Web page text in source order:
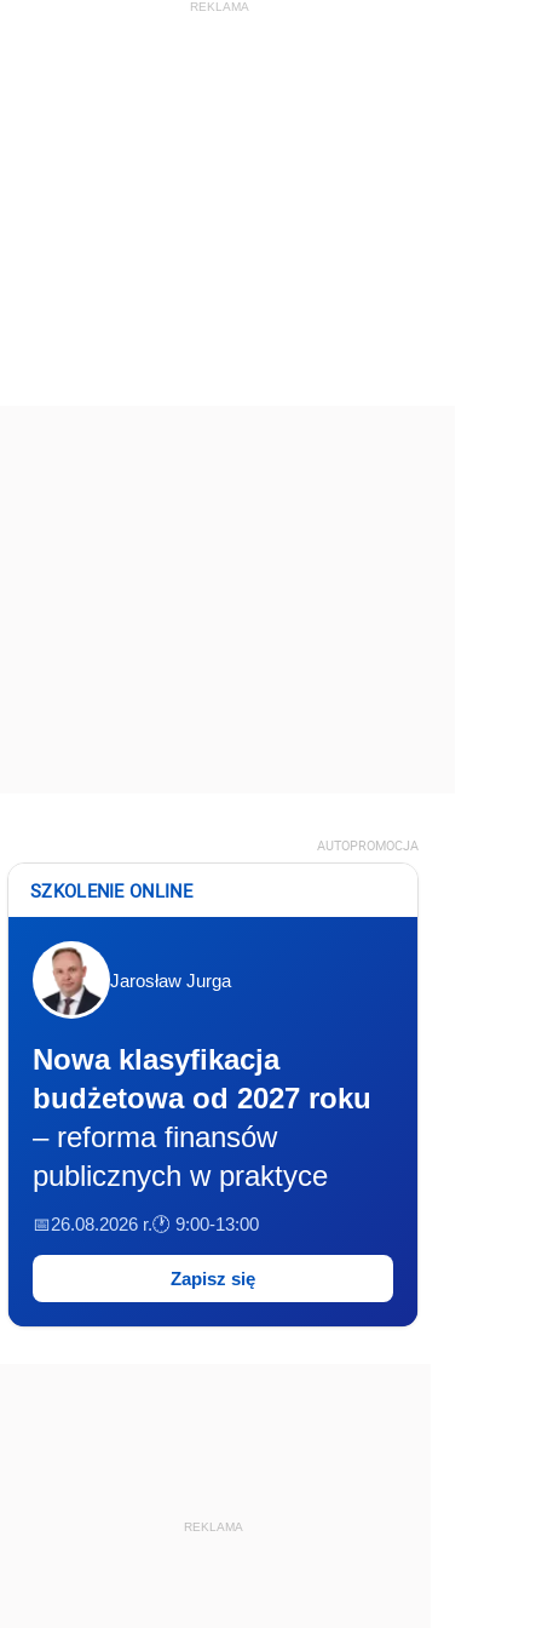
AUTOPROMOCJA
SZKOLENIE ONLINE
Jarosław Jurga
Nowa klasyfikacja
budżetowa od 2027 roku
– reforma finansów
publicznych w praktyce
📅26.08.2026 r.🕐 9:00-13:00
Zapisz się
REKLAMA